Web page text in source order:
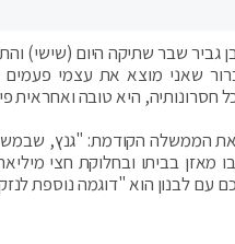
גביר שבר שתיקה היום (שישי)
שאני מוצא את עצמי
חסרונותיה, היא טובה
הממשלה הקודמת: "גנץ,
מאזן בביתו ובחלוקת חצי
עם לבנון הוא "דוגמה נוספת